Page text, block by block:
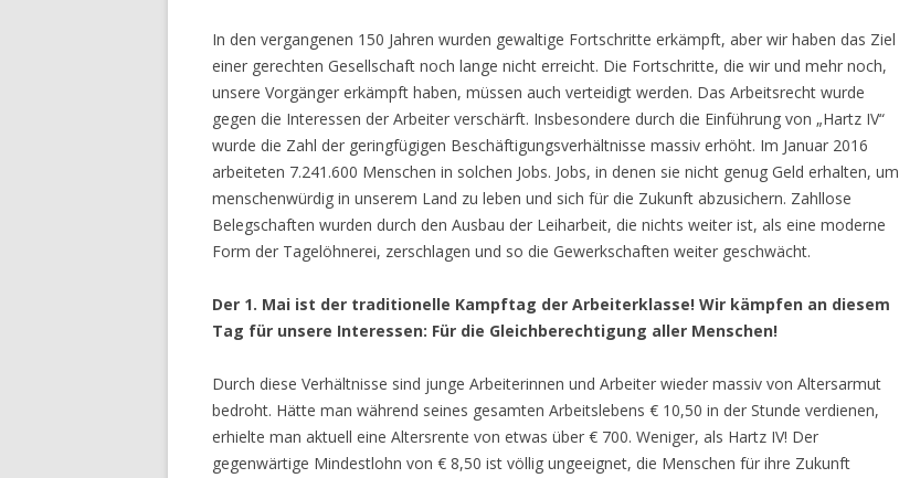
In den vergangenen 150 Jahren wurden gewaltige Fortschritte erkämpft, aber wir haben das Ziel
einer gerechten Gesellschaft noch lange nicht erreicht. Die Fortschritte, die wir und mehr noch,
unsere Vorgänger erkämpft haben, müssen auch verteidigt werden. Das Arbeitsrecht wurde
gegen die Interessen der Arbeiter verschärft. Insbesondere durch die Einführung von „Hartz IV“
wurde die Zahl der geringfügigen Beschäftigungsverhältnisse massiv erhöht. Im Januar 2016
arbeiteten 7.241.600 Menschen in solchen Jobs. Jobs, in denen sie nicht genug Geld erhalten, um
menschenwürdig in unserem Land zu leben und sich für die Zukunft abzusichern. Zahllose
Belegschaften wurden durch den Ausbau der Leiharbeit, die nichts weiter ist, als eine moderne
Form der Tagelöhnerei, zerschlagen und so die Gewerkschaften weiter geschwächt.
Der 1. Mai ist der traditionelle Kampftag der Arbeiterklasse! Wir kämpfen an diesem
Tag für unsere Interessen: Für die Gleichberechtigung aller Menschen!
Durch diese Verhältnisse sind junge Arbeiterinnen und Arbeiter wieder massiv von Altersarmut
bedroht. Hätte man während seines gesamten Arbeitslebens € 10,50 in der Stunde verdienen,
erhielte man aktuell eine Altersrente von etwas über € 700. Weniger, als Hartz IV! Der
gegenwärtige Mindestlohn von € 8,50 ist völlig ungeeignet, die Menschen für ihre Zukunft